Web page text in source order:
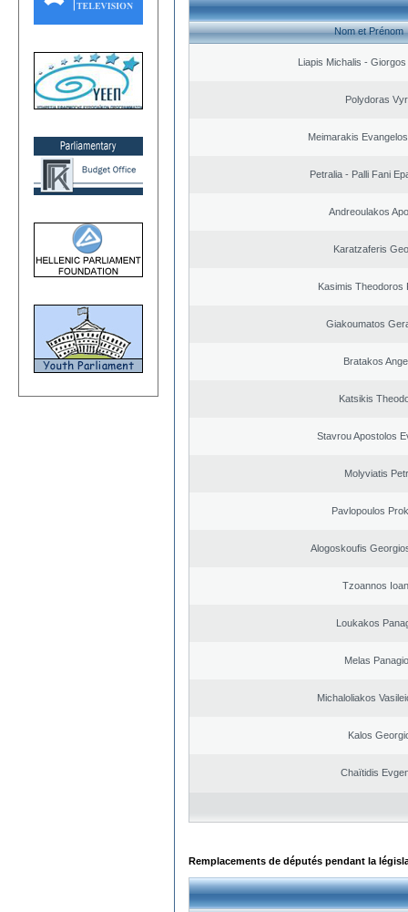
Nom et Prénom
Liapis Michalis -
Polydoras
Meimarakis
Petralia - Palli Fani
Andreoulakos
Karatzaferis
Kasimis Theodoros
Giakoumatos
Bratakos
Katsikis
Stavrou Apostolos
Molyviatis
Pavlopoulos
Alogoskoufis
Tzoannos
Loukakos
Melas
Michaloliakos
Kalos
Chaïtidis
Remplacements de députés pendant la